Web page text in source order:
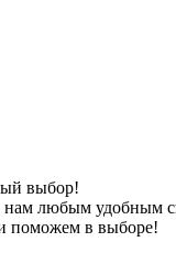
выбор!
нам любым удобным
поможем в выборе!